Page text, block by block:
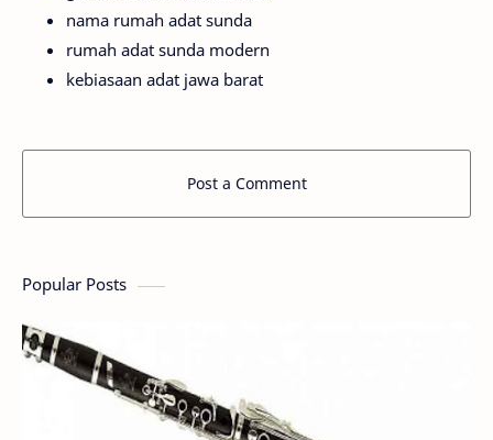
nama rumah adat sunda
rumah adat sunda modern
kebiasaan adat jawa barat
Post a Comment
Popular Posts